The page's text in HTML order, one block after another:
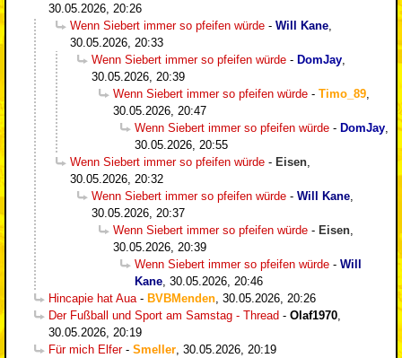
30.05.2026, 20:26
Wenn Siebert immer so pfeifen würde - Will Kane,
30.05.2026, 20:33
Wenn Siebert immer so pfeifen würde - DomJay,
30.05.2026, 20:39
Wenn Siebert immer so pfeifen würde - Timo_89,
30.05.2026, 20:47
Wenn Siebert immer so pfeifen würde - DomJay,
30.05.2026, 20:55
Wenn Siebert immer so pfeifen würde - Eisen,
30.05.2026, 20:32
Wenn Siebert immer so pfeifen würde - Will Kane,
30.05.2026, 20:37
Wenn Siebert immer so pfeifen würde - Eisen,
30.05.2026, 20:39
Wenn Siebert immer so pfeifen würde - Will
Kane, 30.05.2026, 20:46
Hincapie hat Aua- BVBMenden, 30.05.2026, 20:26
Der Fußball und Sport am Samstag - Thread - Olaf1970,
30.05.2026, 20:19
Für mich Elfer- Smeller, 30.05.2026, 20:19